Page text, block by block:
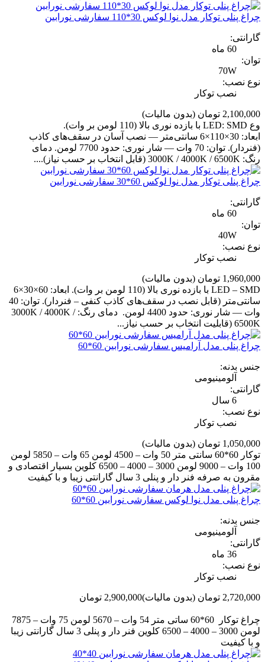
چراغ پنلی توکار مدل نوا لوکس 30*110 سفارشی نورابین
گارانتی:
60 ماه
توان:
70W
نوع نصب:
نصب توکار
2,100,000 تومان
(بدون مالیات)
وع LED: SMD با بازده نوری بالا (110 لومن بر وات).
ابعاد: 30×110×6 سانتی‌متر — نصب آسان در سقف‌های کاذب
(فنردار). توان: 70 وات — شار نوری: حدود 7700 لومن. دمای
رنگ: 3000K / 4000K / 6500K (قابل انتخاب بر حسب نیاز)....
چراغ پنلی توکار مدل نوا لوکس 60*30 سفارشی نورابین
گارانتی:
60 ماه
توان:
40W
نوع نصب:
نصب توکار
1,960,000 تومان
(بدون مالیات)
LED – SMD با بازده نوری بالا (110 لومن بر وات). ابعاد: 60×30×6
سانتی‌متر (قابل نصب در سقف‌های کاذب کنفی – فنردار). توان: 40
وات — شار نوری: حدود 4400 لومن. دمای رنگ: 3000K / 4000K /
6500K (قابلیت انتخاب بر حسب نیاز...
چراغ پنلی مدل آرامیس سفارشی نورابین 60*60
جنس بدنه:
آلومینیومی
گارانتی:
6 سال
نوع نصب:
نصب توکار
1,050,000 تومان
(بدون مالیات)
توکار 60*60 سانتی متر 50 وات – 4500 لومن 65 وات – 5850 لومن
100 وات – 9000 لومن 3000 – 4000 – 6500 کلوین بسیار اقتصادی و
مقرون به صرفه فنر دار و پنلی 3 سال گارانتی زیبا و با کیفیت
چراغ پنلی مدل نوا لوکس سفارشی نورابین 60*60
جنس بدنه:
آلومینیومی
گارانتی:
36 ماه
نوع نصب:
نصب توکار
2,720,000 تومان (بدون مالیات)2,900,000 تومان
چراغ توکار 60*60 ساتی متر 54 وات – 5670 لومن 75 وات – 7875
لومن 3000 – 4000 – 6500 کلوین فنر دار و پنلی 3 سال گارانتی زیبا
و با کیفیت